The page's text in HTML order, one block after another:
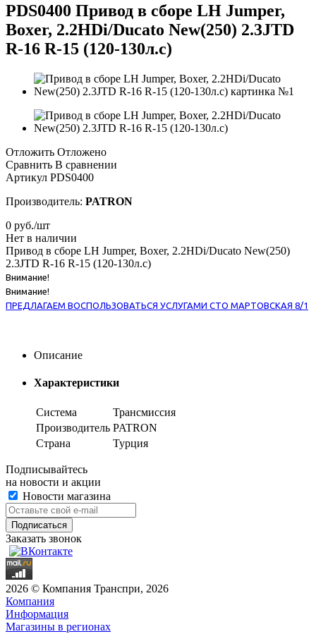
PDS0400 Привод в сборе LH Jumper,
Boxer, 2.2HDi/Ducato New(250) 2.3JTD
R-16 R-15 (120-130л.с)
Отложить Отложено
Сравнить В сравнении
Артикул PDS0400
Производитель: PATRON
0 руб./шт
Нет в наличии
Привод в сборе LH Jumper, Boxer, 2.2HDi/Ducato New(250)
2.3JTD R-16 R-15 (120-130л.с)
Внимание!
Внимание!
ПРЕДЛАГАЕМ ВОСПОЛЬЗОВАТЬСЯ УСЛУГАМИ СТО МАРТОВСКАЯ 8/1
Описание
Характеристики
Система
Трансмиссия
Производитель PATRON
Страна
Турция
Подписывайтесь
на новости и акции
Новости магазина
Заказать звонок
2026 © Компания Транспри, 2026
Компания
Информация
Магазины в регионах